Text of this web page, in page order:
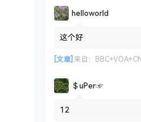
helloworld
这个好
[文章] 来自：
＄uΡer☞
12